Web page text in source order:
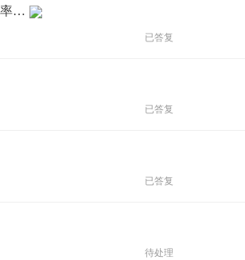
[BUG]MotoRazr2022导航方向有二分之一的概率是反方向的
已答复
已答复
已答复
待处理